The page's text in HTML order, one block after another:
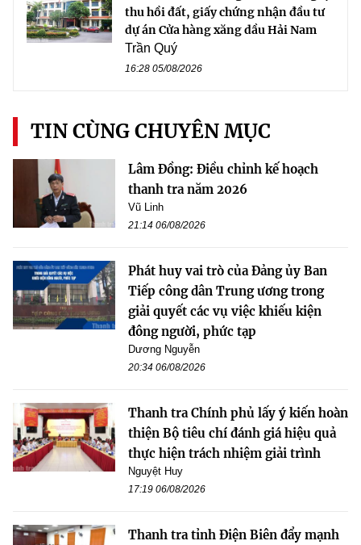
thu hồi đất, giấy chứng nhận đầu tư
dự án Cửa hàng xăng dầu Hải Nam
Trần Quý
16:28 05/08/2026
TIN CÙNG CHUYÊN MỤC
Lâm Đồng: Điều chỉnh kế hoạch
thanh tra năm 2026
Vũ Linh
21:14 06/08/2026
Phát huy vai trò của Đảng ủy Ban
Tiếp công dân Trung ương trong
giải quyết các vụ việc khiếu kiện
đông người, phức tạp
Dương Nguyễn
20:34 06/08/2026
Thanh tra Chính phủ lấy ý kiến hoàn
thiện Bộ tiêu chí đánh giá hiệu quả
thực hiện trách nhiệm giải trình
Nguyệt Huy
17:19 06/08/2026
Thanh tra tỉnh Điện Biên đẩy mạnh